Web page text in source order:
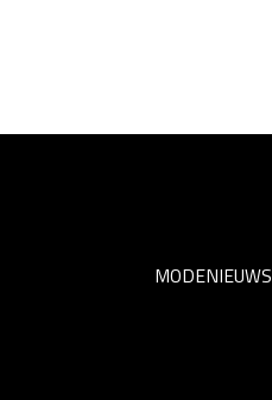
MODENIEUWS